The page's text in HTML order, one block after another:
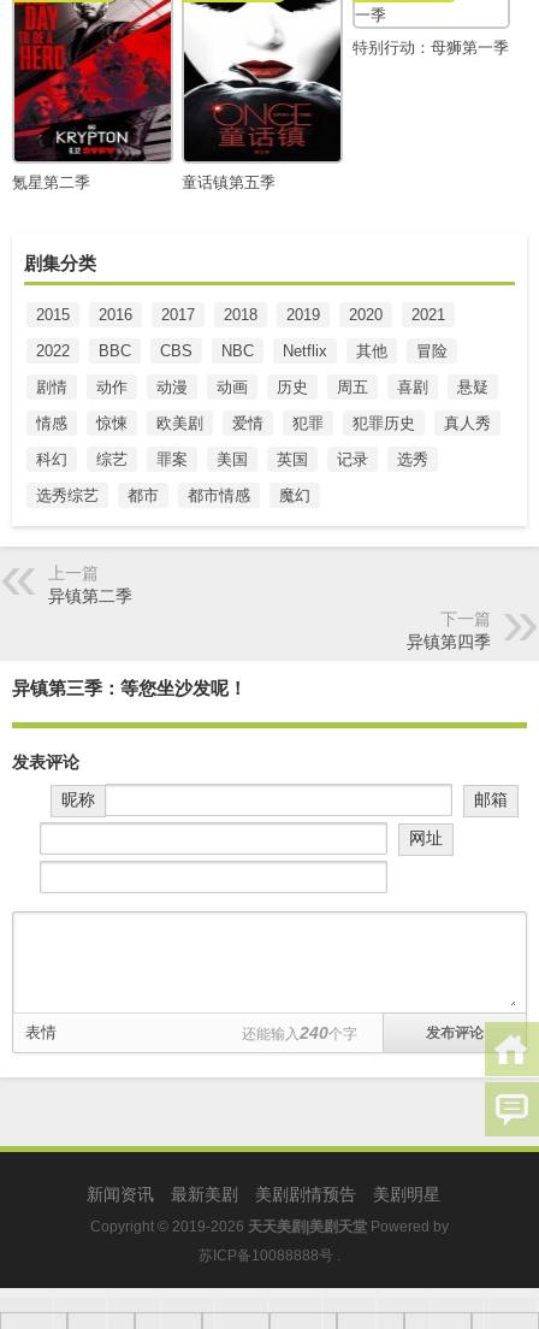
氪星第二季 童话镇第五季
特别行动：母狮第一季
剧集分类
2015 2016 2017 2018 2019 2020
2021
2022
BBC CBS NBC Netflix 其他
冒险
剧情
动作 动漫 动画 历史 周五 喜剧
悬疑
情感
惊悚 欧美剧 爱情 犯罪 犯罪历史
真人秀
科幻
综艺 罪案 美国 英国 记录
选秀
选秀综艺
都市 都市情感 魔幻
上一篇
异镇第二季
下一篇
异镇第四季
异镇第三季：等您坐沙发呢！
发表评论
昵称
邮箱
网址
表情 还能输入240个字
新闻资讯 最新美剧 美剧剧情预告 美剧明星
Copyright © 2019-2026 天天美剧|美剧天堂 Powered by
苏ICP备10088888号